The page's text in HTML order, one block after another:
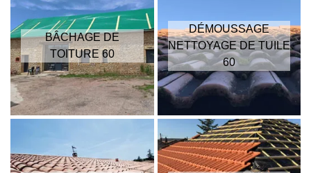
BÂCHAGE DE
TOITURE 60
DÉMOUSSAGE
NETTOYAGE DE TUILE
60